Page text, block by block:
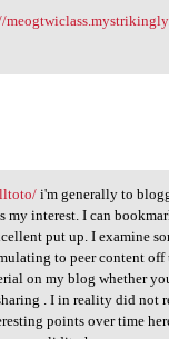
https:/
i'm generally to
my interest. I can
put up. I examine
to peer content
on my blog whether
. I in reality did not
points over time